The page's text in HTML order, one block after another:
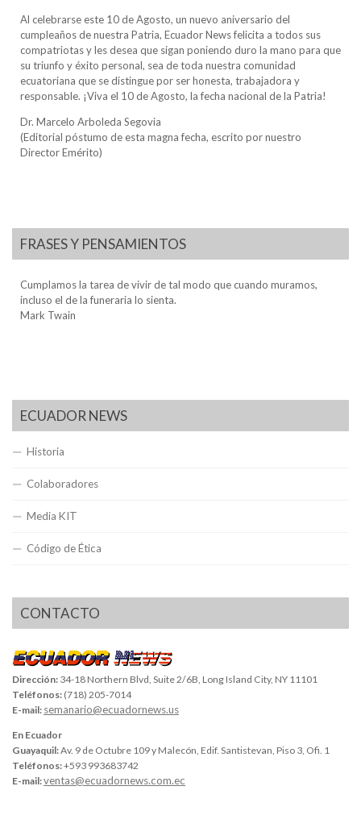
Al celebrarse este 10 de Agosto, un nuevo aniversario del
cumpleaños de nuestra Patria, Ecuador News felicita a todos sus
compatriotas y les desea que sigan poniendo duro la mano para que
su triunfo y éxito personal, sea de toda nuestra comunidad
ecuatoriana que se distingue por ser honesta, trabajadora y
responsable. ¡Viva el 10 de Agosto, la fecha nacional de la Patria!
Dr. Marcelo Arboleda Segovia
(Editorial póstumo de esta magna fecha, escrito por nuestro
Director Emérito)
FRASES Y PENSAMIENTOS
Cumplamos la tarea de vivir de tal modo que cuando muramos,
incluso el de la funeraria lo sienta.
Mark Twain
ECUADOR NEWS
Historia
Colaboradores
Media KIT
Código de Ética
CONTACTO
Dirección: 34-18 Northern Blvd, Suite 2/6B, Long Island City, NY 11101
Teléfonos: (718) 205-7014
E-mail: semanario@ecuadornews.us
En Ecuador
Guayaquil:Av. 9 de Octubre 109 y Malecón, Edif. Santistevan, Piso 3, Ofi. 1
Teléfonos:+593 993683742
E-mail:ventas@ecuadornews.com.ec